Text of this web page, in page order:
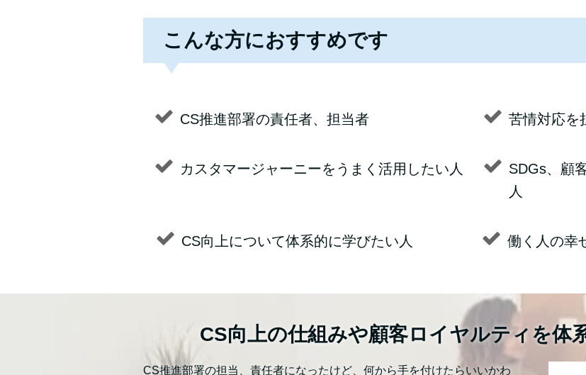
こんな方におすすめです
CS推進部署の責任者、担当者 苦情対応を
カスタマージャーニーをうまく活用したい人
SDGs、顧
人
CS向上について体系的に学びたい人 働く人の幸
CS向上の仕組みや顧客ロイヤルティを体
CS推進部署の担当、責任者になったけど、何から手を付けたらいいかわ